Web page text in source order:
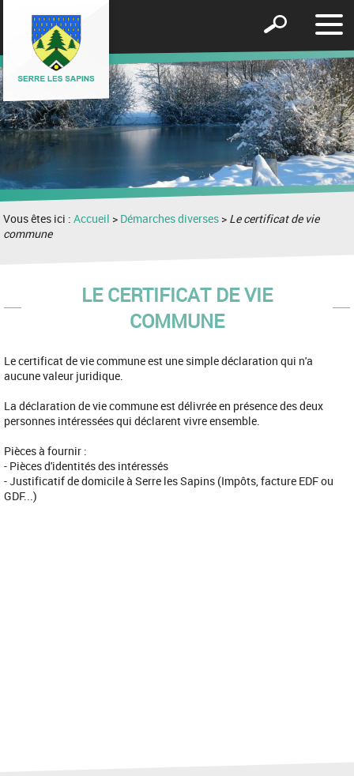
le
Afficher
formulaire
de
recherche
Vous êtes ici :Accueil > Démarches diverses > Le certificat de vie
commune
LE CERTIFICAT DE VIE
COMMUNE
Le certificat de vie commune est une simple déclaration qui n'a
aucune valeur juridique.
La déclaration de vie commune est délivrée en présence des deux
personnes intéressées qui déclarent vivre ensemble.
Pièces à fournir :
- Pièces d'identités des intéressés
- Justificatif de domicile à Serre les Sapins (Impôts, facture EDF ou
GDF...)